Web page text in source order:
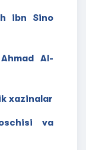
ibn Sino
Al-
xazinalar
va